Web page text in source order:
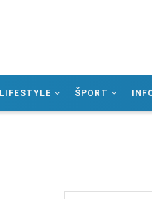
LIFESTYLE ŠPORT